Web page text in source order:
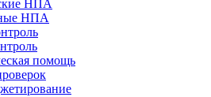
НПА
НПА
помощь